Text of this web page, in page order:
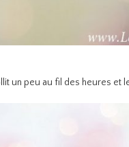
un peu au fil des heures et